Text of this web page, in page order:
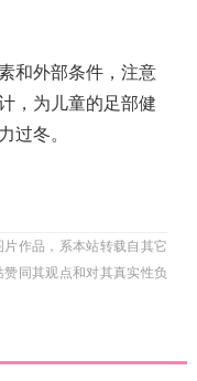
和外部条件，注意
，为儿童的足部健
过冬。
作品，系本站转载自其它
同其观点和对其真实性负